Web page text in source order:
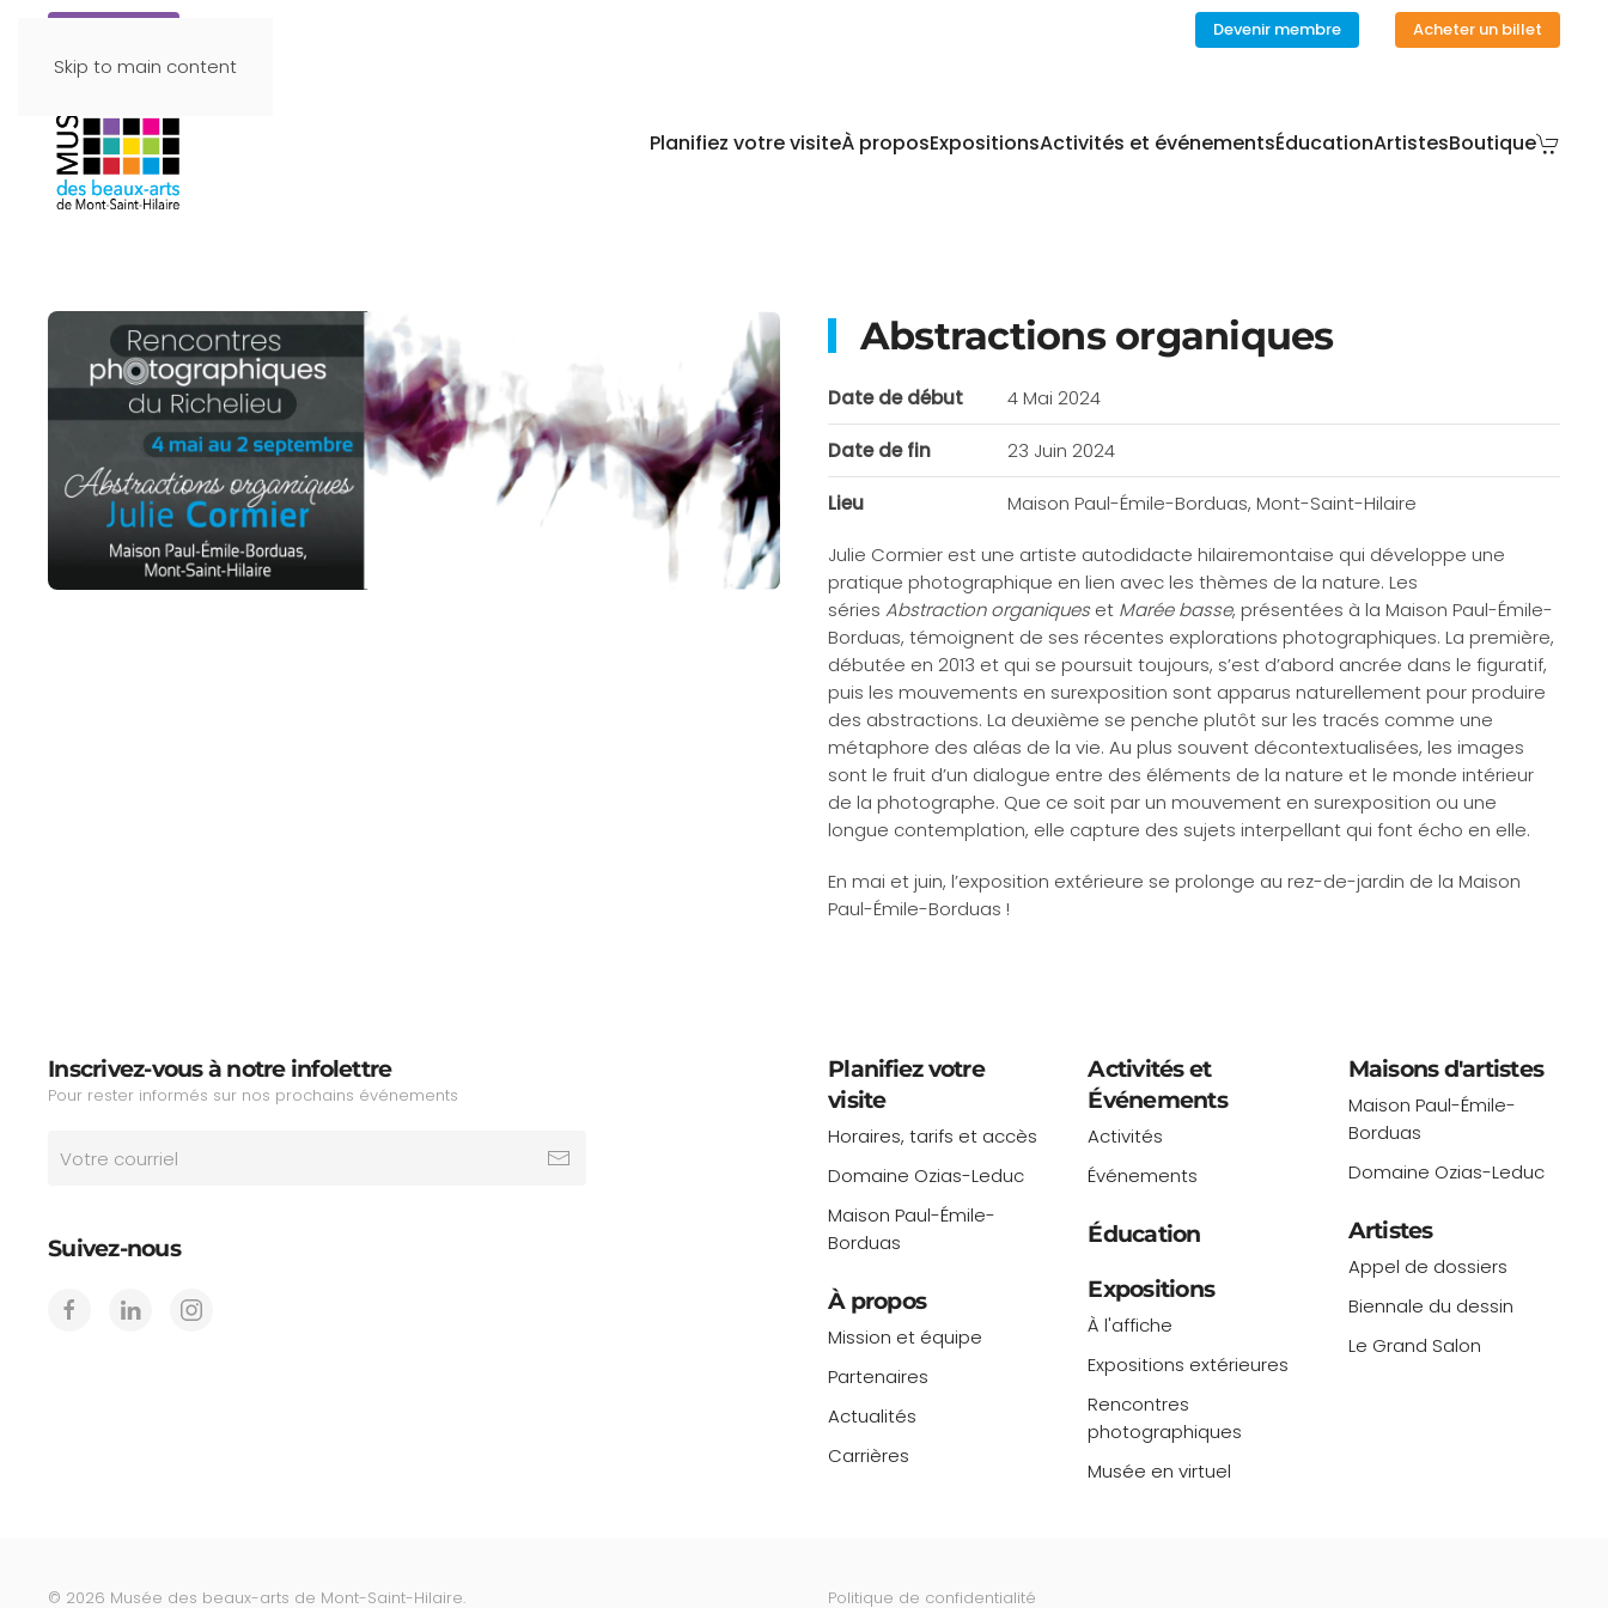
Skip to main content
Devenir membre Acheter un billet
Planifiez votre visiteÀ proposExpositionsActivités et événementsÉducationArtistesBoutique
Abstractions organiques
Date de début 4 Mai 2024
Date de fin 23 Juin 2024
Lieu Maison Paul-Émile-Borduas, Mont-Saint-Hilaire
Julie Cormier est une artiste autodidacte hilairemontaise qui développe une
pratique photographique en lien avec les thèmes de la nature. Les
séries Abstraction organiqueset Marée basse, présentées à la Maison Paul-Émile-
Borduas, témoignent de ses récentes explorations photographiques. La première,
débutée en 2013 et qui se poursuit toujours, s’est d’abord ancrée dans le figuratif,
puis les mouvements en surexposition sont apparus naturellement pour produire
des abstractions. La deuxième se penche plutôt sur les tracés comme une
métaphore des aléas de la vie. Au plus souvent décontextualisées, les images
sont le fruit d’un dialogue entre des éléments de la nature et le monde intérieur
de la photographe. Que ce soit par un mouvement en surexposition ou une
longue contemplation, elle capture des sujets interpellant qui font écho en elle.
En mai et juin, l’exposition extérieure se prolonge au rez-de-jardin de la Maison
Paul-Émile-Borduas !
Inscrivez-vous à notre infolettre
Pour rester informés sur nos prochains événements
Suivez-nous
Planifiez votre
visite
Horaires, tarifs et accès
Domaine Ozias-Leduc
Maison Paul-Émile-
Borduas
À propos
Mission et équipe
Partenaires
Actualités
Carrières
Activités et
Événements
Activités
Événements
Éducation
Expositions
À l'affiche
Expositions extérieures
Rencontres
photographiques
Musée en virtuel
Maisons d'artistes
Maison Paul-Émile-
Borduas
Domaine Ozias-Leduc
Artistes
Appel de dossiers
Biennale du dessin
Le Grand Salon
© 2026 Musée des beaux-arts de Mont-Saint-Hilaire. Politique de confidentialité